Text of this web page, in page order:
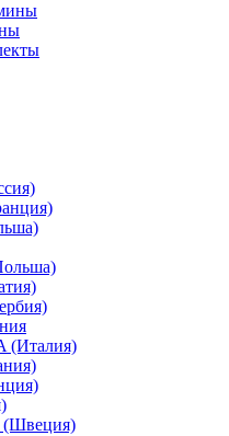
(Италия)
(Швеция)